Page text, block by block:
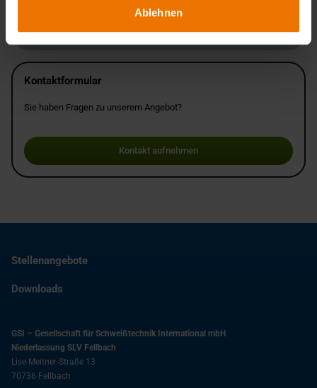
Ablehnen
Kontaktformular
Sie haben Fragen zu unserem Angebot?
Kontakt aufnehmen
Stellenangebote
Downloads
GSI – Gesellschaft für Schweißtechnik International mbH
Niederlassung SLV Fellbach
Lise-Meitner-Straße 13
70736 Fellbach